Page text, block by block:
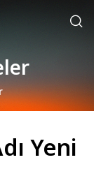
Yeni